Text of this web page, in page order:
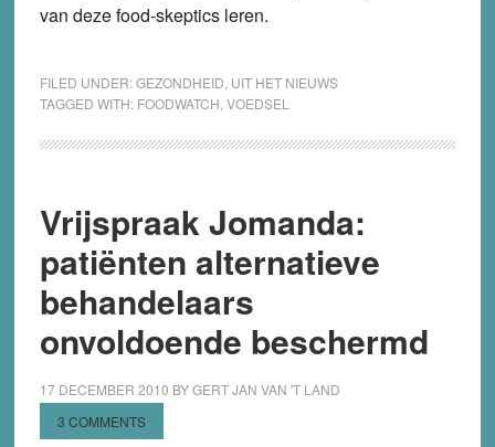
van deze food-skeptics leren.
FILED UNDER:GEZONDHEID UIT HET NIEUWS
TAGGED WITH: FOODWATCH VOEDSEL
Vrijspraak Jomanda:
patiënten alternatieve
behandelaars
onvoldoende beschermd
17 DECEMBER 2010 BYGERT JAN VAN 'T LAND
3 COMMENTS